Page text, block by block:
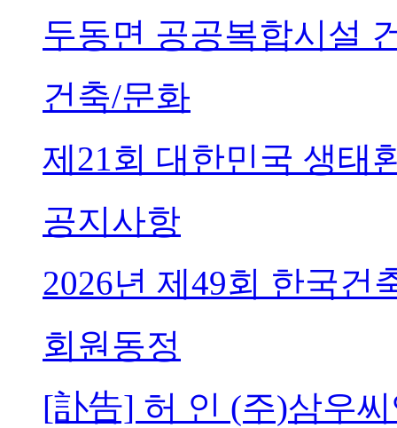
두동면 공공복합시설
건축/문화
제21회 대한민국 생태
공지사항
2026년 제49회 한국건
회원동정
[訃告] 허 인 (주)삼우